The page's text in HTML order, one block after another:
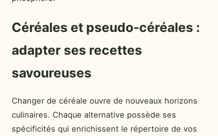
Céréales et pseudo-céréales :
adapter ses recettes
savoureuses
Changer de céréale ouvre de nouveaux horizons
culinaires. Chaque alternative possède ses
spécificités qui enrichissent le répertoire de vos